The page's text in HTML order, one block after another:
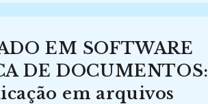
EM SOFTWARE
DE DOCUMENTOS:
em arquivos